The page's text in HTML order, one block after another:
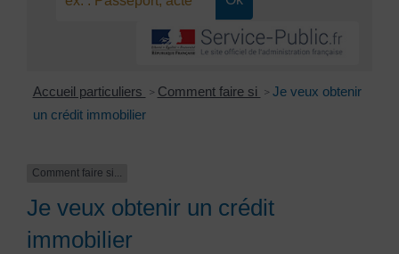
Accueil particuliers > Comment faire si > Je veux obtenir
un crédit immobilier
Comment faire si...
Je veux obtenir un crédit
immobilier